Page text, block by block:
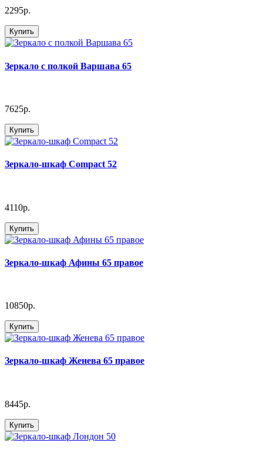
2295р.
Купить
Зеркало с полкой Варшава 65
7625р.
Купить
Зеркало-шкаф Compact 52
4110р.
Купить
Зеркало-шкаф Афины 65 правое
10850р.
Купить
Зеркало-шкаф Женева 65 правое
8445р.
Купить